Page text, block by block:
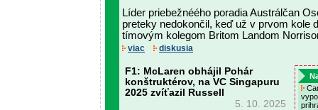
Líder priebežnéého poradia Austrálčan
preteky nedokončil, keď už v prvom kole
tímovým kolegom Britom Landom
viac diskusia
F1: McLaren obhájil Pohár
konštruktérov, na VC Singapuru
2025 zvíťazil Russell
5. 10. 2025